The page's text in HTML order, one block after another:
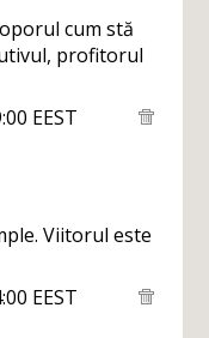
cum stă
profitorul
EEST
Viitorul este
EEST